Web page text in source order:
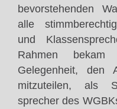
bevorstehenden
alle
und
Rahmen
Gelegenheit, den
mitzuteilen, als
sprecher des